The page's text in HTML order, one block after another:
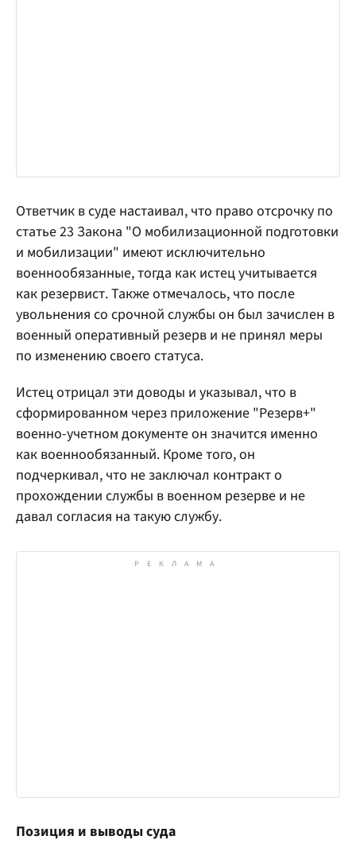
Ответчик в суде настаивал, что право отсрочку по
статье 23 Закона "О мобилизационной подготовки
и мобилизации" имеют исключительно
военнообязанные, тогда как истец учитывается
как резервист. Также отмечалось, что после
увольнения со срочной службы он был зачислен в
военный оперативный резерв и не принял меры
по изменению своего статуса.
Истец отрицал эти доводы и указывал, что в
сформированном через приложение "Резерв+"
военно-учетном документе он значится именно
как военнообязанный. Кроме того, он
подчеркивал, что не заключал контракт о
прохождении службы в военном резерве и не
давал согласия на такую службу.
Позиция и выводы суда